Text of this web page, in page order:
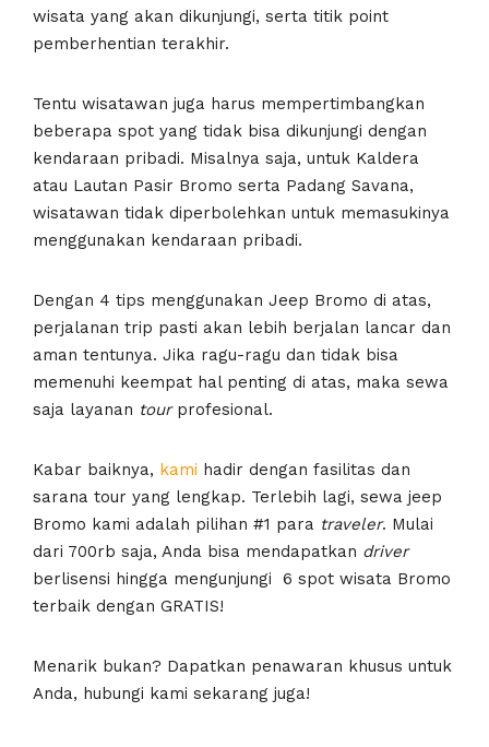
wisata yang akan dikunjungi, serta titik point
pemberhentian terakhir.
Tentu wisatawan juga harus mempertimbangkan
beberapa spot yang tidak bisa dikunjungi dengan
kendaraan pribadi. Misalnya saja, untuk Kaldera
atau Lautan Pasir Bromo serta Padang Savana,
wisatawan tidak diperbolehkan untuk memasukinya
menggunakan kendaraan pribadi.
Dengan 4 tips menggunakan Jeep Bromo di atas,
perjalanan trip pasti akan lebih berjalan lancar dan
aman tentunya. Jika ragu-ragu dan tidak bisa
memenuhi keempat hal penting di atas, maka sewa
saja layanan tourprofesional.
Kabar baiknya, kami hadir dengan fasilitas dan
sarana tour yang lengkap. Terlebih lagi, sewa jeep
Bromo kami adalah pilihan #1 para traveler. Mulai
dari 700rb saja, Anda bisa mendapatkan driver
berlisensi hingga mengunjungi 6 spot wisata Bromo
terbaik dengan GRATIS!
Menarik bukan? Dapatkan penawaran khusus untuk
Anda, hubungi kami sekarang juga!